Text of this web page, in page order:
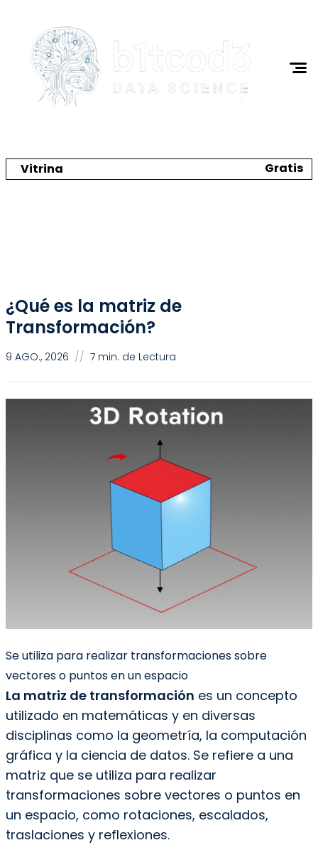
Vitrina Gratis
¿Qué es la matriz de
Transformación?
9 AGO., 2026 // 7 min. de Lectura
Se utiliza para realizar transformaciones sobre
vectores o puntos en un espacio
La matriz de transformación es un concepto
utilizado en matemáticas y en diversas
disciplinas como la geometría, la computación
gráfica y la ciencia de datos. Se refiere a una
matriz que se utiliza para realizar
transformaciones sobre vectores o puntos en
un espacio, como rotaciones, escalados,
traslaciones y reflexiones.